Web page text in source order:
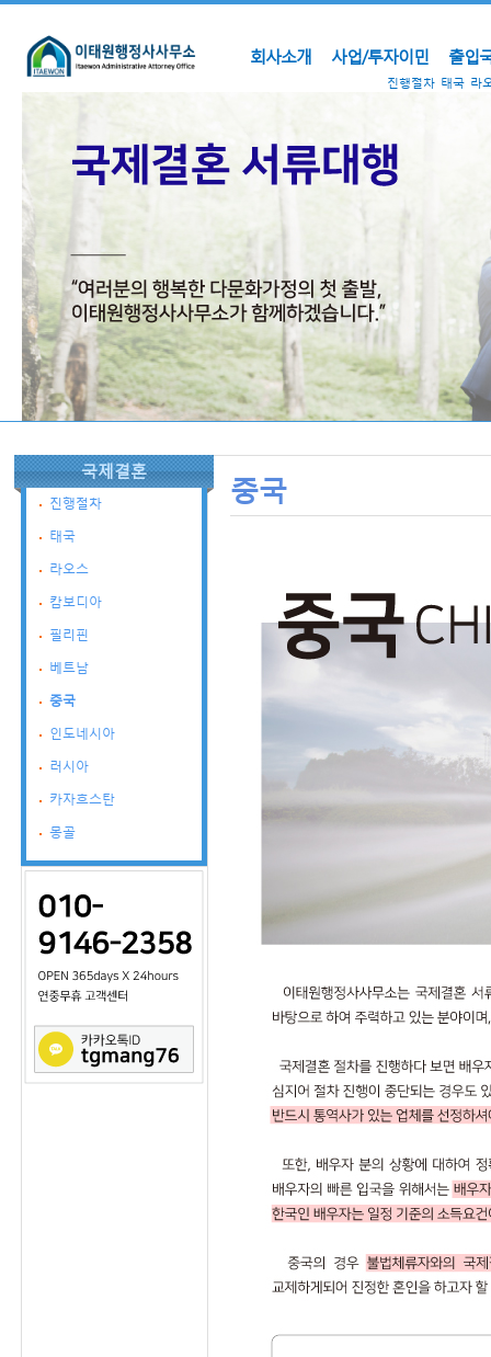
회사소개 사업/투자이민 출입
진행절차 태국 라
국제결혼
진행절차
태국
라오스
캄보디아
필리핀
베트남
중국
인도네시아
러시아
카자흐스탄
몽골
중국